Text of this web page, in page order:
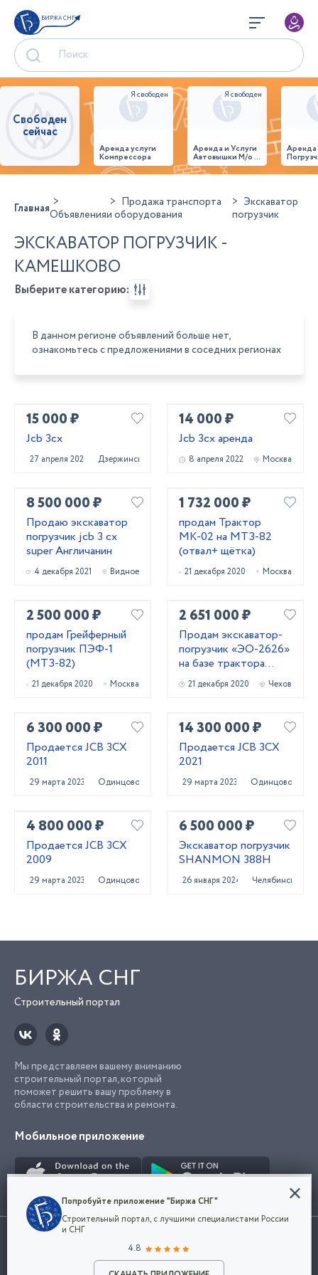
БИРЖА СНГ
Разместить объявление
Свободен
сейчас
Аренда услуги
Компрессора
Аренда и Услуги
Автовышки М/о г.
Домодедово
26,28,32 место
ГлавнаяОбъявления
Продажа транспорта
и оборудования
Экскаватор
погрузчик
ЭКСКАВАТОР ПОГРУЗЧИК -
КАМЕШКОВО
Выберите категорию:
В данном регионе объявлений больше нет,
ознакомьтесь с предложениями в соседних регионах
15 000 ₽
Jcb 3cx
27 апреля 2022 Дзержинск
14 000 ₽
Jcb 3сх аренда
8 апреля 2022 Москва
8 500 000 ₽
Продаю экскаватор
погрузчик jcb 3 cx
super Англичанин
4 декабря 2021 Видное
1 732 000 ₽
продам Трактор
МК-02 на МТЗ-82
(отвал+ щётка)
21 декабря 2020 Москва
2 500 000 ₽
продам Грейферный
погрузчик ПЭФ-1
(МТЗ-82)
21 декабря 2020 Москва
2 651 000 ₽
Продам экскаватор-
погрузчик «ЭО-2626»
на базе трактора
МТЗ-82.1
21 декабря 2020 Чехов
6 300 000 ₽
Продается JCB 3CX
2011
29 марта 2023 Одинцово
14 300 000 ₽
Продается JCB 3CX
2021
29 марта 2023 Одинцово
4 800 000 ₽
Продается JCB 3CX
2009
29 марта 2023 Одинцово
6 500 000 ₽
Экскаватор погрузчик
SHANMON 388H
26 января 2024 Челябинск
БИРЖА СНГ
Строительный портал
Мы представляем вашему вниманию
строительный портал, который
поможет решить вашу проблему в
области строительства и ремонта.
Мобильное приложение
Использование сайта, в том числе подача объявлений, означает
марки представленные на сайте являются собственностью их
Конфиденциальность
Мы используем файлы cookie, чтобы сделать
наш сайт удобным для каждого
Политикой конфиденциальности компании
и принимаете условия использования cookie.
Попробуйте приложение "Биржа СНГ"
Строительный портал, с лучшими специалистами России
и СНГ
4.8